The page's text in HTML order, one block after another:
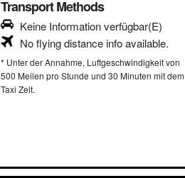
Transport Methods
Keine Information verfügbar(E)
No flying distance info available.
* Unter der Annahme, Luftgeschwindigkeit von
500 Meilen pro Stunde und 30 Minuten mit dem
Taxi Zeit.